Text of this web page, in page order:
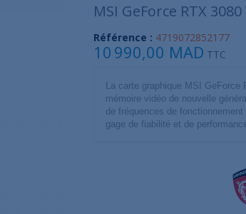
MSI GeForce RTX
Référence : 4719072852177
10 990,00 MAD TTC
La carte graphique MSI
mémoire vidéo de nouvelle
de fréquences de
gage de fiabilité et de